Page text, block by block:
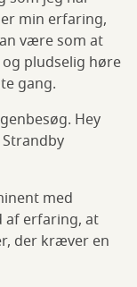
min erfaring,
være som at
pludselig høre
gang.
Hey
med
af erfaring, at
der kræver en